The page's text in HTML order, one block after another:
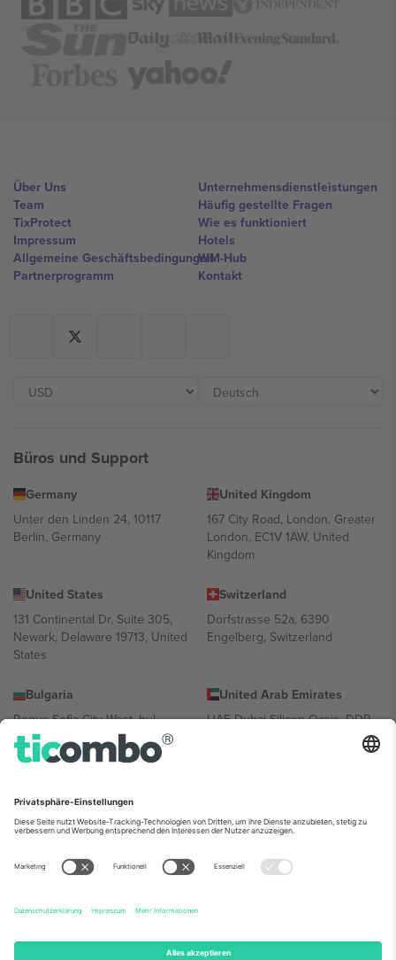
Über Uns
Team
TixProtect
Impressum
Allgemeine Geschäftsbedingungen
Partnerprogramm
Unternehmensdienstleistungen
Häufig gestellte Fragen
Wie es funktioniert
Hotels
WM-Hub
Kontakt
Büros und Support
Germany
Unter den Linden 24, 10117
Berlin, Germany
United Kingdom
167 City Road, London, Greater
London, EC1V 1AW, United
Kingdom
United States
131 Continental Dr, Suite 305,
Newark, Delaware 19713, United
States
Switzerland
Dorfstrasse 52a, 6390
Engelberg, Switzerland
Bulgaria
Regus Sofia City West, bul
Totleben 53-55, 1606 Sofia,
Bulgaria
United Arab Emirates
UAE Dubai Silicon Oasis, DDP
Building A1, Office 302, Dubai,
Mexico
Av Chapultepec 360, Roma
Norte, Cuauhtémoc, 06700
Ciudad de México, CDMX,
Mexico
Die juristische Person des Plattformanbieters kann je nach
Informationen finden Sie auf der jeweiligen Veranstaltungsseite, im